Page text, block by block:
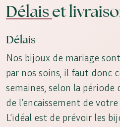
Délaiset
Délais
Nos bijoux de mariage
par nos soins, il faut donc
semaines, selon la période
de l’encaissement de
L'idéal est de prévoir les